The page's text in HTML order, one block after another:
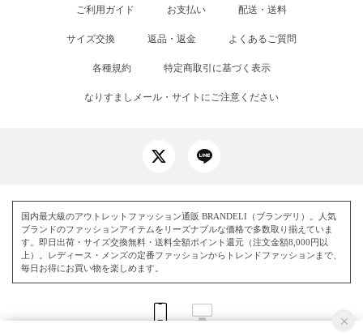
ご利用ガイド お支払い 配送・送料
サイズ交換 返品・返金 よくあるご質問
各種規約 特定商取引に基づく表示
なりすましメール・サイトにご注意ください
国内最大級のアウトレットファッション通販 BRANDELI（ブランデリ）。人気
ブランドのファッションアイテムをリーズナブルな価格で多数取り揃えていま
す。即日出荷・サイズ交換無料・送料全額ポイント還元（注文金額8,000円以
上）。レディース・メンズの定番ファッションからトレンドファッションまで、
毎日お得にお買い物を楽しめます。